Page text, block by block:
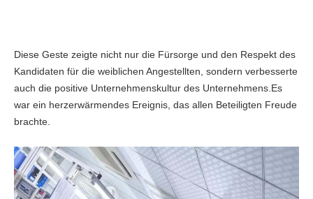
Diese Geste zeigte nicht nur die Fürsorge und den Respekt des
Kandidaten für die weiblichen Angestellten, sondern verbesserte
auch die positive Unternehmenskultur des Unternehmens.Es
war ein herzerwärmendes Ereignis, das allen Beteiligten Freude
brachte.